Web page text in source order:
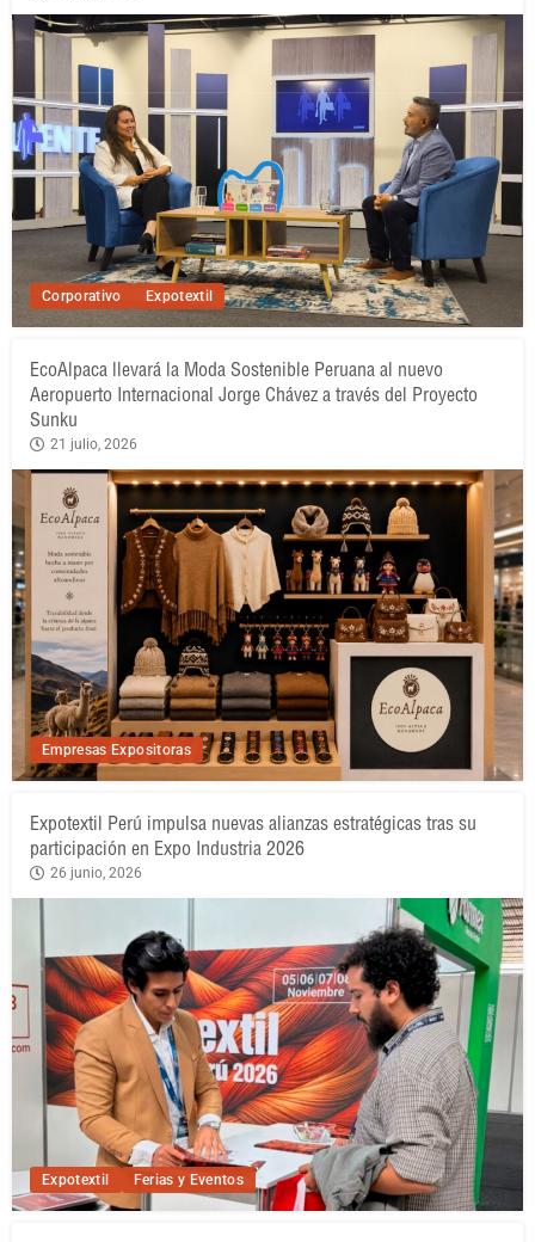
Corporativo Expotextil
Empresas Expositoras
EcoAlpaca llevará la Moda Sostenible Peruana al nuevo
Aeropuerto Internacional Jorge Chávez a través del Proyecto
Sunku
21 julio, 2026
Expotextil Ferias y Eventos
Expotextil Perú impulsa nuevas alianzas estratégicas tras su
participación en Expo Industria 2026
26 junio, 2026